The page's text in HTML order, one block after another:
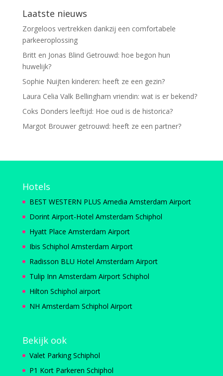
Laatste nieuws
Zorgeloos vertrekken dankzij een comfortabele
parkeeroplossing
Britt en Jonas Blind Getrouwd: hoe begon hun
huwelijk?
Sophie Nuijten kinderen: heeft ze een gezin?
Laura Celia Valk Bellingham vriendin: wat is er bekend?
Coks Donders leeftijd: Hoe oud is de historica?
Margot Brouwer getrouwd: heeft ze een partner?
Hotels
BEST WESTERN PLUS Amedia Amsterdam Airport
Dorint Airport-Hotel Amsterdam Schiphol
Hyatt Place Amsterdam Airport
Ibis Schiphol Amsterdam Airport
Radisson BLU Hotel Amsterdam Airport
Tulip Inn Amsterdam Airport Schiphol
Hilton Schiphol airport
NH Amsterdam Schiphol Airport
Bekijk ook
Valet Parking Schiphol
P1 Kort Parkeren Schiphol